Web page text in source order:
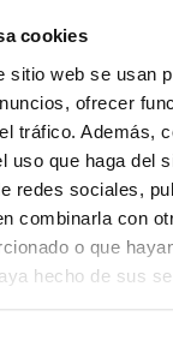
cookies
sitio web se usan
ofrecer
tráfico. Además,
uso que haga del
redes sociales,
combinarla con
o que
hecho de sus